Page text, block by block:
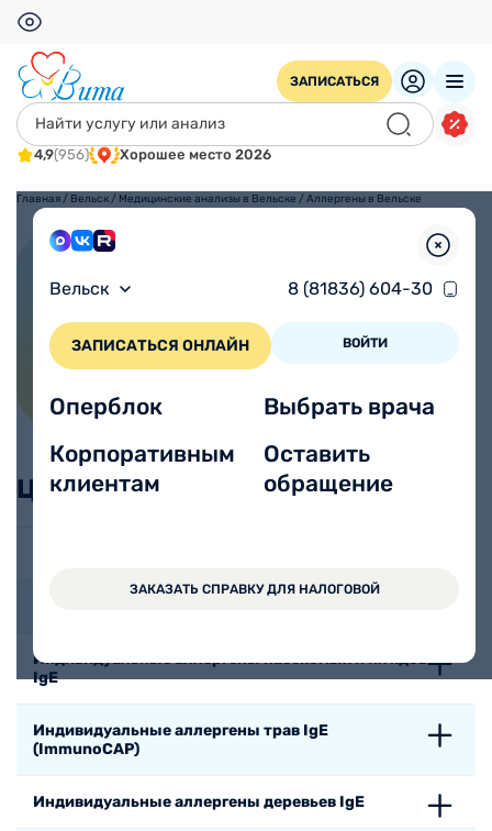
ЗАПИСАТЬСЯ
4,9(956) Хорошее место 2026
Вельск 8 (81836) 604-30
ЗАПИСАТЬСЯ ОНЛАЙН ВОЙТИ
Оперблок
Корпоративным
клиентам
Выбрать врача
Оставить
обращение
ЗАКАЗАТЬ СПРАВКУ ДЛЯ НАЛОГОВОЙ
Главная / Вельск / Медицинские анализы в Вельске /Аллергены в Вельске
Цены, без учета взятия
Индивидуальные аллергены насекомых и их ядов
IgE
Индивидуальные аллергены трав IgE
(ImmunoCAP)
Индивидуальные аллергены деревьев IgE